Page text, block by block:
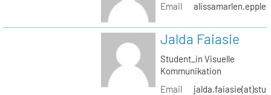
Email
Jalda Faiasie
Student_in Visuelle
Kommunikation
Email